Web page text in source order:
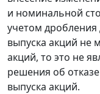
и номинальной
учетом дробления
выпуска акций не
акций, то это не
решения об
выпуска акций.